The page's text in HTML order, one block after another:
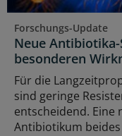
Forschungs-Update
Neue
besonderen
Für die
sind geringe
entscheidend. Eine
Antibiotikum